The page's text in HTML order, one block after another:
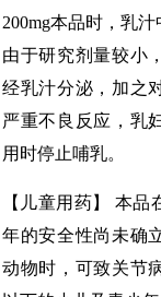
200mg本品时，乳
由于研究剂量较小
经乳汁分泌，加之
严重不良反应，乳
用时停止哺乳。
【儿童用药】 本
年的安全性尚未确
动物时，可致关节